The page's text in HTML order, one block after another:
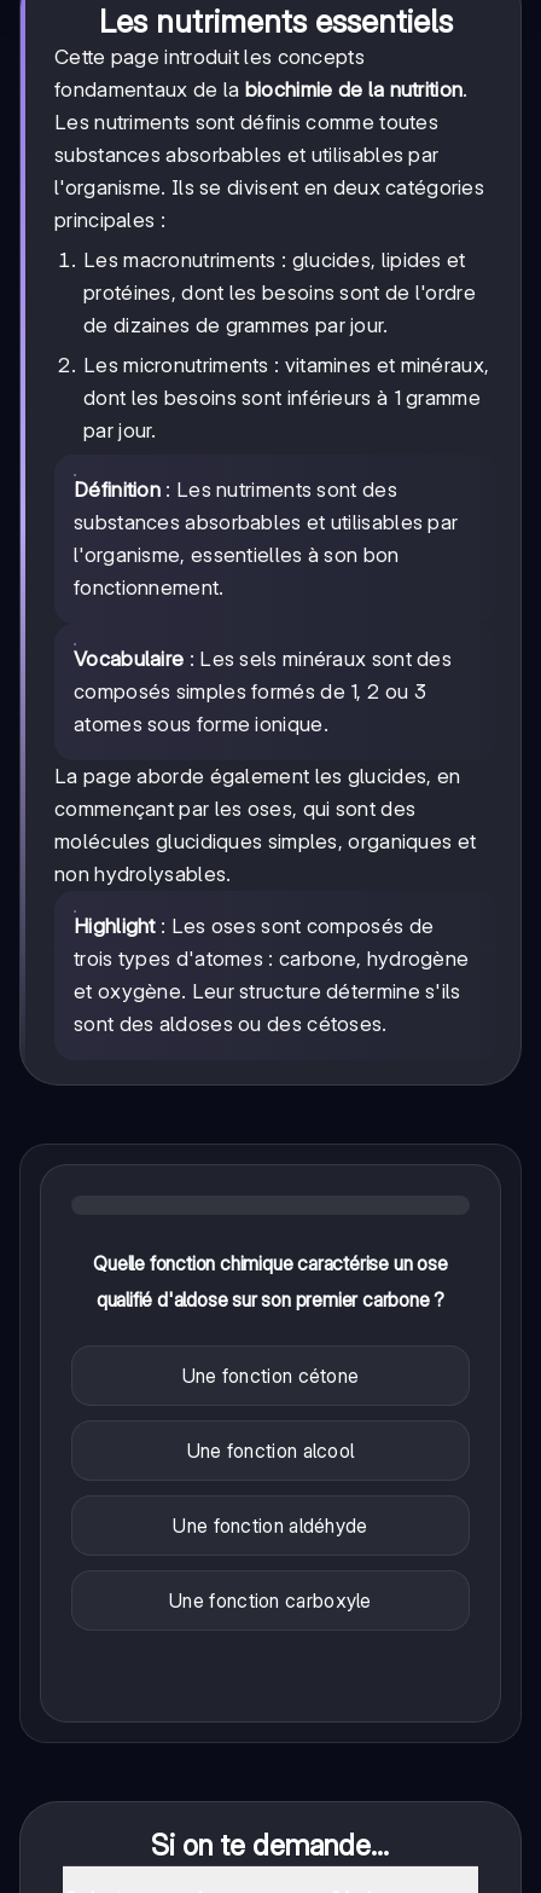
Les nutriments essentiels
Cette page introduit les concepts
fondamentaux de la biochimie de la nutrition.
Les nutriments sont définis comme toutes
substances absorbables et utilisables par
l'organisme. Ils se divisent en deux catégories
principales :
Les macronutriments : glucides, lipides et
protéines, dont les besoins sont de l'ordre
de dizaines de grammes par jour.
Les micronutriments : vitamines et minéraux,
dont les besoins sont inférieurs à 1 gramme
par jour.
Définition : Les nutriments sont des
substances absorbables et utilisables par
l'organisme, essentielles à son bon
fonctionnement.
Vocabulaire : Les sels minéraux sont des
composés simples formés de 1, 2 ou 3
atomes sous forme ionique.
La page aborde également les glucides, en
commençant par les oses, qui sont des
molécules glucidiques simples, organiques et
non hydrolysables.
Highlight: Les oses sont composés de
trois types d'atomes : carbone, hydrogène
et oxygène. Leur structure détermine s'ils
sont des aldoses ou des cétoses.
Quelle fonction chimique caractérise un ose
qualifié d'aldose sur son premier carbone ?
Une fonction cétone
Une fonction alcool
Une fonction aldéhyde
Une fonction carboxyle
Si on te demande...